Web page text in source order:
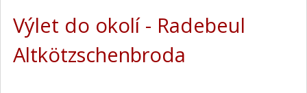
Výlet do okolí - Radebeul
Altkötzschenbroda